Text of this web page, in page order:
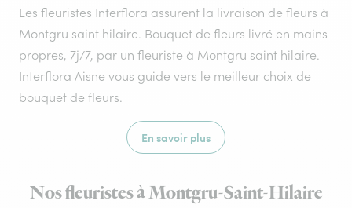
Les fleuristes Interflora assurent la livraison de fleurs à
Montgru saint hilaire. Bouquet de fleurs livré en mains
propres, 7j/7, par un fleuriste à Montgru saint hilaire.
Interflora Aisne vous guide vers le meilleur choix de
bouquet de fleurs.
En savoir plus
Nos fleuristes à Montgru-Saint-Hilaire